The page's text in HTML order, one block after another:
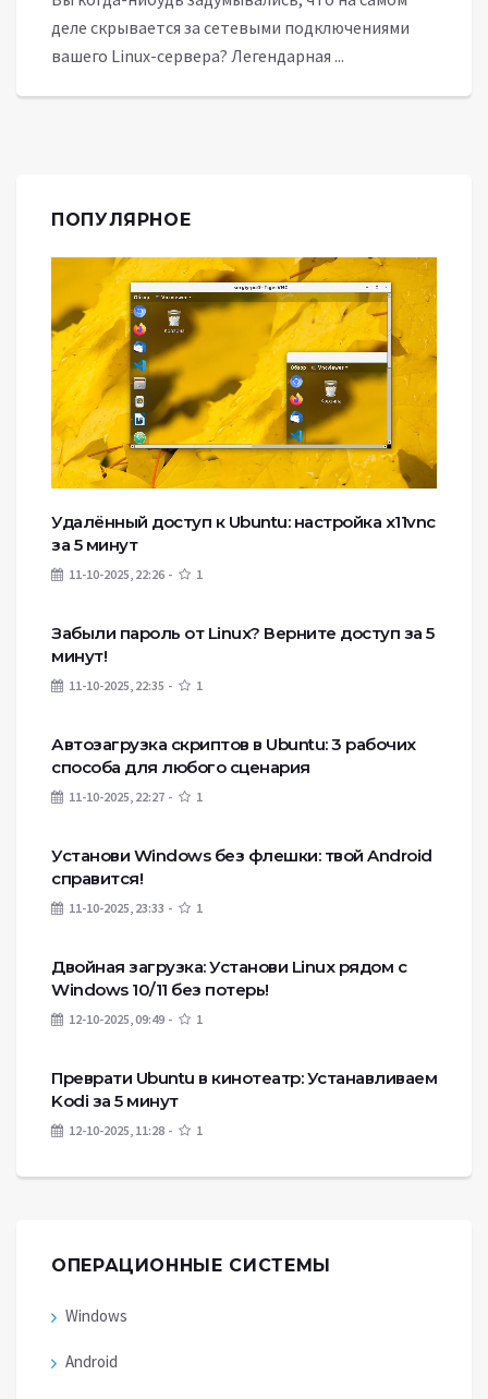
деле скрывается за сетевыми подключениями
вашего Linux-сервера? Легендарная ...
ПОПУЛЯРНОЕ
Удалённый доступ к Ubuntu: настройка x11vnc
за 5 минут
11-10-2025, 22:26 1
Забыли пароль от Linux? Верните доступ за 5
минут!
11-10-2025, 22:35 1
Автозагрузка скриптов в Ubuntu: 3 рабочих
способа для любого сценария
11-10-2025, 22:27 1
Установи Windows без флешки: твой Android
справится!
11-10-2025, 23:33 1
Двойная загрузка: Установи Linux рядом с
Windows 10/11 без потерь!
12-10-2025, 09:49 1
Преврати Ubuntu в кинотеатр: Устанавливаем
Kodi за 5 минут
12-10-2025, 11:28 1
ОПЕРАЦИОННЫЕ СИСТЕМЫ
Windows
Android